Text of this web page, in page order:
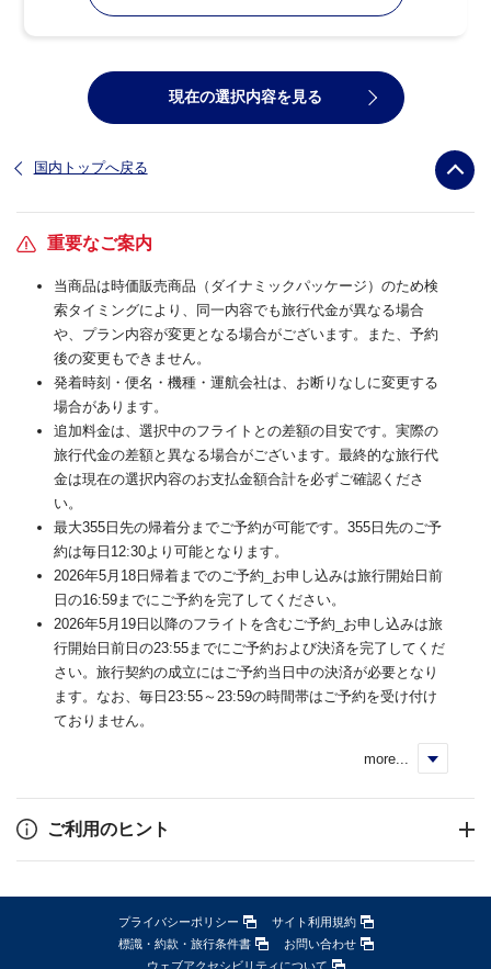
現在の選択内容を見る
国内トップへ戻る
重要なご案内
当商品は時価販売商品（ダイナミックパッケージ）のため検
索タイミングにより、同一内容でも旅行代金が異なる場合
や、プラン内容が変更となる場合がございます。また、予約
後の変更もできません。
発着時刻・便名・機種・運航会社は、お断りなしに変更する
場合があります。
追加料金は、選択中のフライトとの差額の目安です。実際の
旅行代金の差額と異なる場合がございます。最終的な旅行代
金は現在の選択内容のお支払金額合計を必ずご確認くださ
い。
最大355日先の帰着分までご予約が可能です。355日先のご予
約は毎日12:30より可能となります。
2026年5月18日帰着までのご予約_お申し込みは旅行開始日前
日の16:59までにご予約を完了してください。
2026年5月19日以降のフライトを含むご予約_お申し込みは旅
行開始日前日の23:55までにご予約および決済を完了してくだ
さい。旅行契約の成立にはご予約当日中の決済が必要となり
ます。なお、毎日23:55～23:59の時間帯はご予約を受け付け
ておりません。
more...
ご利用のヒント
プライバシーポリシー
サイト利用規約
標識・約款・旅行条件書
お問い合わせ
ウェブアクセシビリティについて